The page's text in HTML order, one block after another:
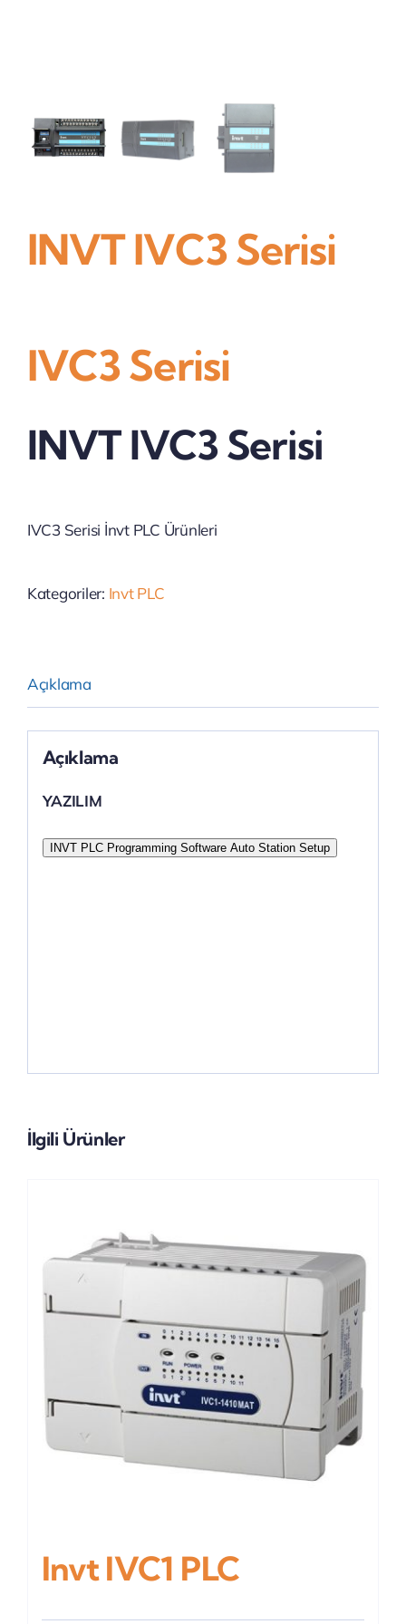
INVT IVC3 Serisi
IVC3 Serisi
INVT IVC3 Serisi
IVC3 Serisi İnvt PLC Ürünleri
Kategoriler: Invt PLC
Açıklama
Açıklama
YAZILIM
INVT PLC Programming Software Auto Station Setup
İlgili Ürünler
Invt IVC1 PLC